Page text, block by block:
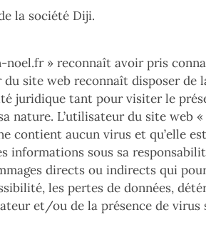
la société Diji.
noel.fr» reconnaît avoir pris
du site web reconnaît disposer
juridique tant pour visiter le
nature. L’utilisateur du site web «
contient aucun virus et qu’elle
informations sous sa
directs ou indirects qui
les pertes de données,
et/ou de la présence de virus